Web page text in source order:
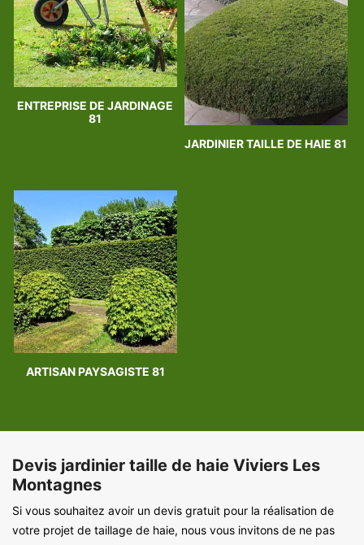
ENTREPRISE DE JARDINAGE
81
JARDINIER TAILLE DE HAIE 81
ARTISAN PAYSAGISTE 81
Devis jardinier taille de haie Viviers Les
Montagnes
Si vous souhaitez avoir un devis gratuit pour la réalisation de
votre projet de taillage de haie, nous vous invitons de ne pas